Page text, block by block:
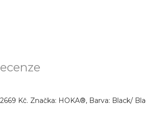
Kč. Značka: HOKA®, Barva: Black/